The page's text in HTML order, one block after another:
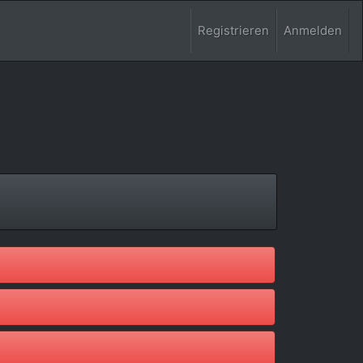
Registrieren Anmelden